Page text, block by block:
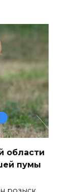
области
пумы